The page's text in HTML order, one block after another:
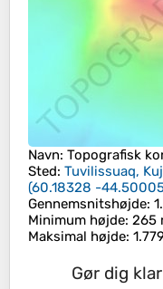
Navn: Topografisk
Sted: Tuvilissuaq,
(60.18328 -
Gennemsnitshøjde:
Minimum højde: 265
Maksimal højde:
Gør dig